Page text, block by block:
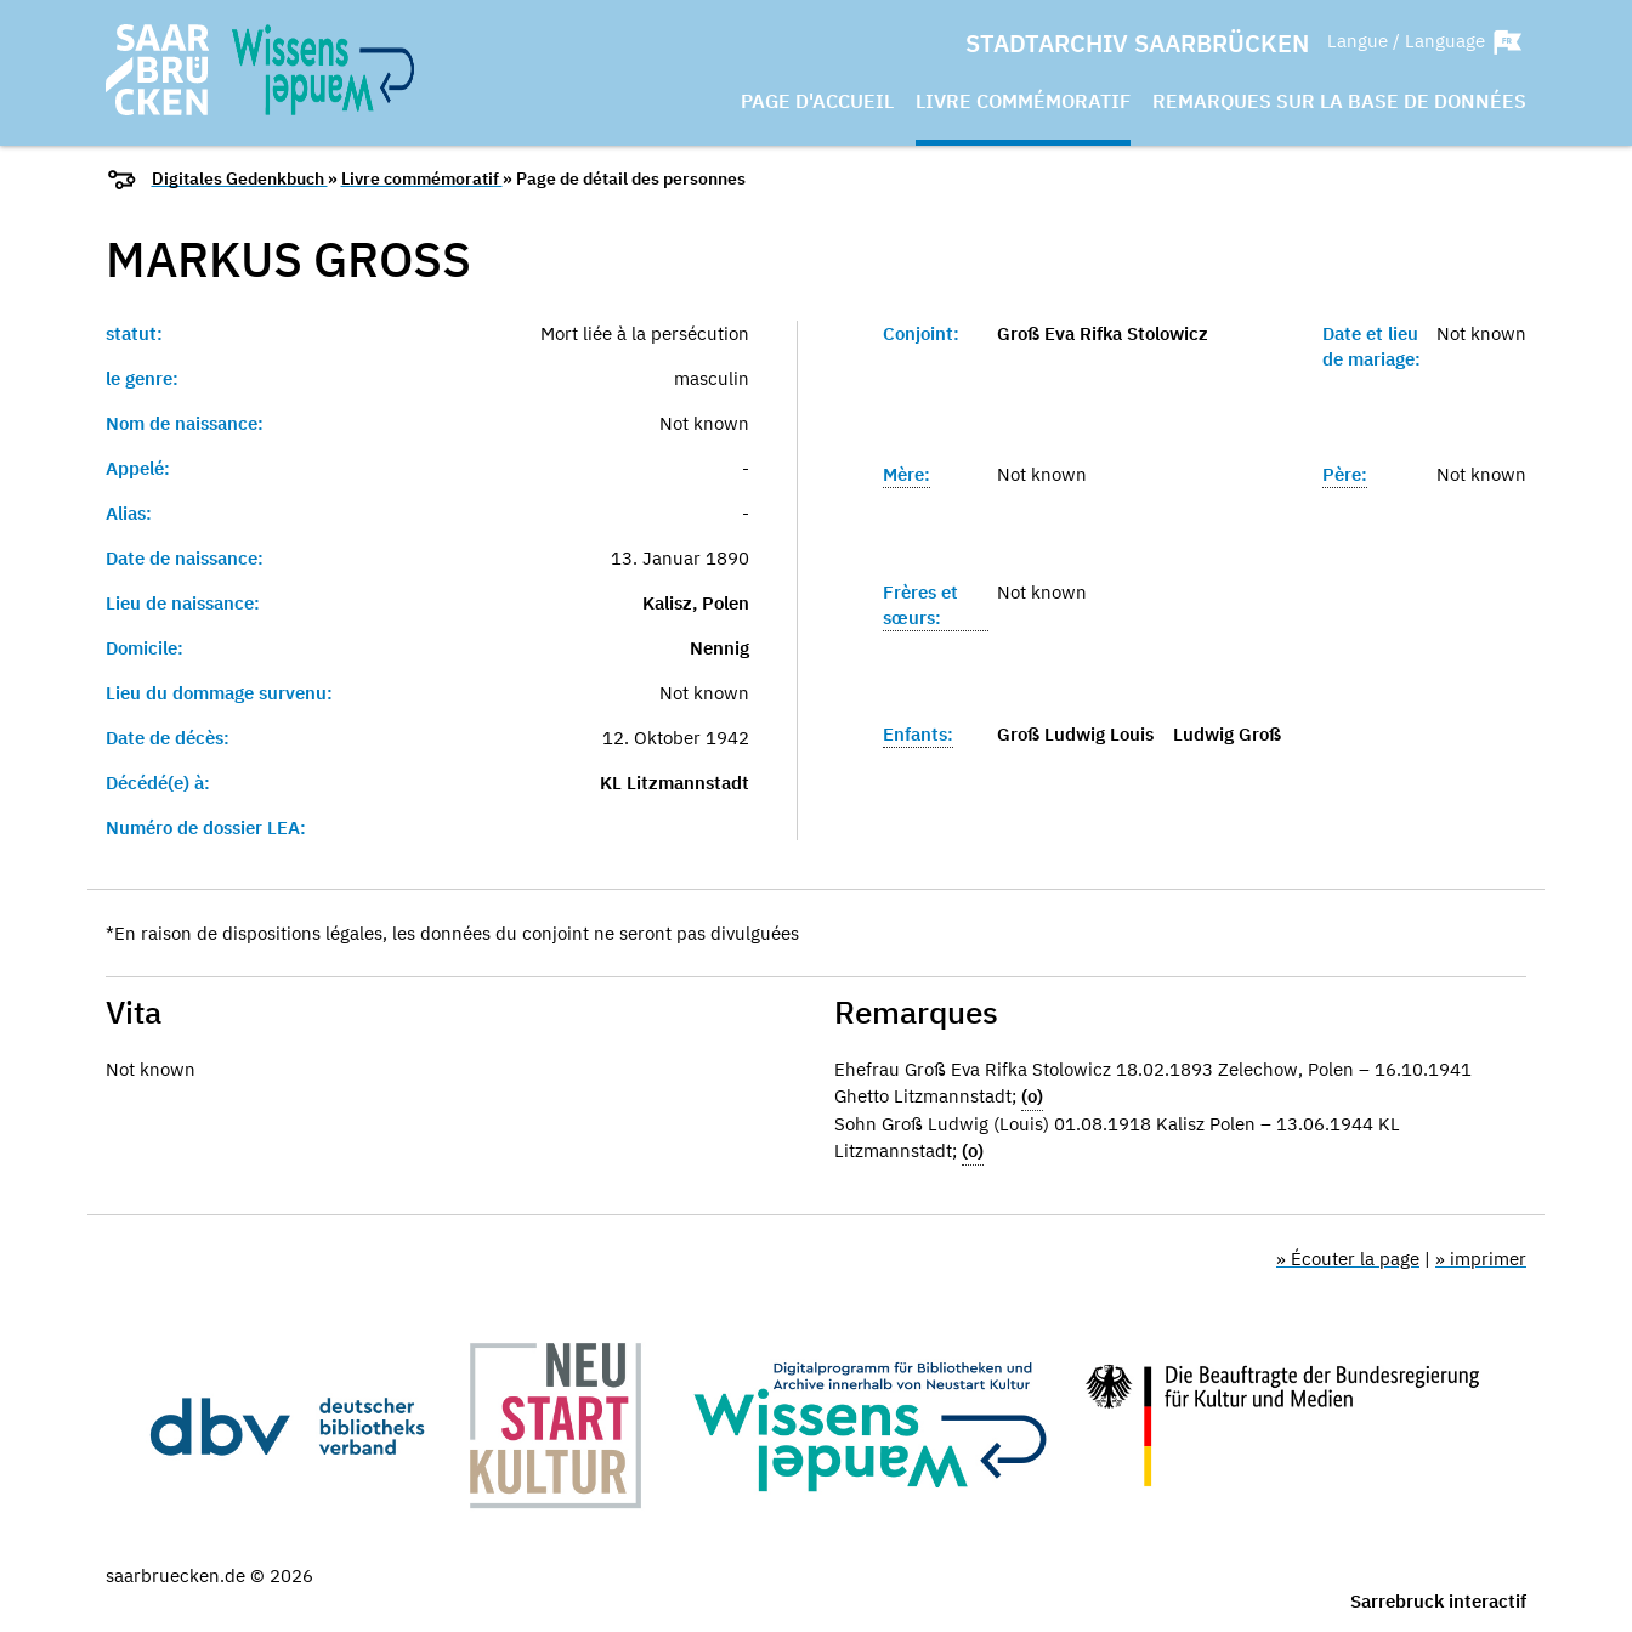
STADTARCHIV SAARBRÜCKEN Langue / Language
PAGE D'ACCUEIL LIVRE COMMÉMORATIF REMARQUES SUR LA BASE DE DONNÉES
Digitales Gedenkbuch » Livre commémoratif » Page de détail des personnes
MARKUS GROSS
statut:
Mort liée à la persécution
le genre:
masculin
Nom de naissance:
Not known
Appelé:
-
Alias:
-
Date de naissance:
13. Januar 1890
Lieu de naissance:
Kalisz, Polen
Domicile:
Nennig
Lieu du dommage survenu:
Not known
Date de décès:
12. Oktober 1942
Décédé(e) à:
KL Litzmannstadt
Numéro de dossier LEA:
Conjoint: Groß Eva Rifka Stolowicz
Date et lieu
de mariage:
Not known
Mère: Not known Père: Not known
Frères et
sœurs:
Not known
Enfants: Groß Ludwig Louis Ludwig Groß
*En raison de dispositions légales, les données du conjoint ne seront pas divulguées
Vita
Not known
Remarques
Ehefrau Groß Eva Rifka Stolowicz 18.02.1893 Zelechow, Polen – 16.10.1941
Ghetto Litzmannstadt; (o)
Sohn Groß Ludwig (Louis) 01.08.1918 Kalisz Polen – 13.06.1944 KL
Litzmannstadt; (o)
» Écouter la page | » imprimer
saarbruecken.de © 2026
Sarrebruck interactif